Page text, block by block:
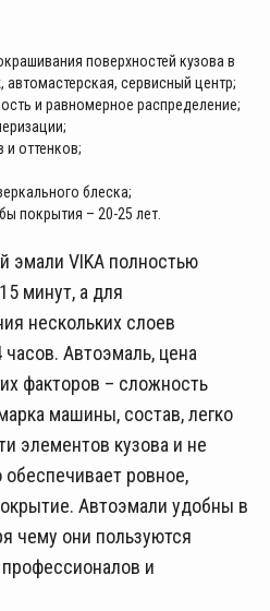
поверхностей кузова в
сервисный центр;
и равномерное распределение;
и оттенков;
блеска;
покрытия – 20-25 лет.
эмали VIKA полностью
минут, а для
нескольких слоев
Автоэмаль, цена
факторов – сложность
машины, состав, легко
элементов кузова и не
обеспечивает ровное,
Автоэмали удобны в
чему они пользуются
и